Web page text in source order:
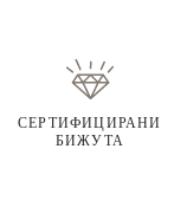
СЕРТИФИЦИРАНИ
БИЖУТА